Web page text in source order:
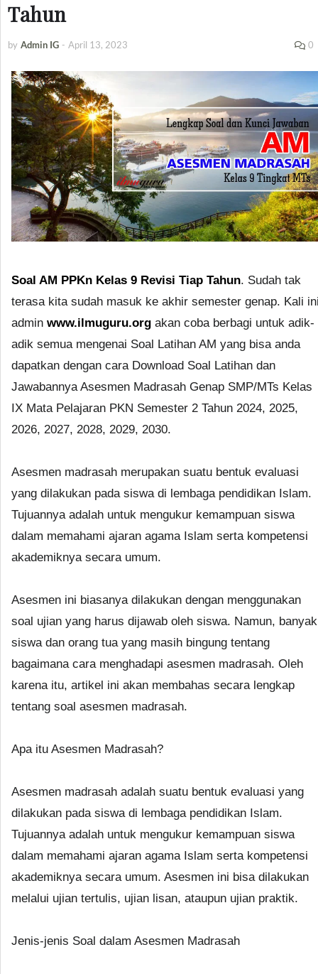
Tahun
by Admin IG - April 13, 2023 0
Soal AM PPKn Kelas 9 Revisi Tiap Tahun. Sudah tak
terasa kita sudah masuk ke akhir semester genap. Kali
admin www.ilmuguru.org akan coba berbagi untuk adik-
adik semua mengenai Soal Latihan AM yang bisa anda
dapatkan dengan cara Download Soal Latihan dan
Jawabannya Asesmen Madrasah Genap SMP/MTs Kelas
IX Mata Pelajaran PKN Semester 2 Tahun 2024, 2025,
2026, 2027, 2028, 2029, 2030.
Asesmen madrasah merupakan suatu bentuk evaluasi
yang dilakukan pada siswa di lembaga pendidikan Islam.
Tujuannya adalah untuk mengukur kemampuan siswa
dalam memahami ajaran agama Islam serta kompetensi
akademiknya secara umum.
Asesmen ini biasanya dilakukan dengan menggunakan
soal ujian yang harus dijawab oleh siswa. Namun, banyak
siswa dan orang tua yang masih bingung tentang
bagaimana cara menghadapi asesmen madrasah. Oleh
karena itu, artikel ini akan membahas secara lengkap
tentang soal asesmen madrasah.
Apa itu Asesmen Madrasah?
Asesmen madrasah adalah suatu bentuk evaluasi yang
dilakukan pada siswa di lembaga pendidikan Islam.
Tujuannya adalah untuk mengukur kemampuan siswa
dalam memahami ajaran agama Islam serta kompetensi
akademiknya secara umum. Asesmen ini bisa dilakukan
melalui ujian tertulis, ujian lisan, ataupun ujian praktik.
Jenis-jenis Soal dalam Asesmen Madrasah